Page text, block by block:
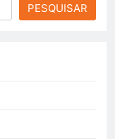
PESQUISAR